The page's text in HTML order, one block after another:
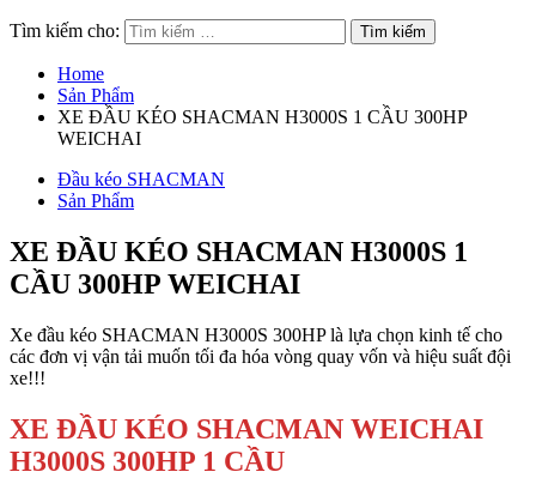
Tìm kiếm cho:
Home
Sản Phẩm
XE ĐẦU KÉO SHACMAN H3000S 1 CẦU 300HP
WEICHAI
Đầu kéo SHACMAN
Sản Phẩm
XE ĐẦU KÉO SHACMAN H3000S 1
CẦU 300HP WEICHAI
Xe đầu kéo SHACMAN H3000S 300HP là lựa chọn kinh tế cho
các đơn vị vận tải muốn tối đa hóa vòng quay vốn và hiệu suất đội
xe!!!
XE ĐẦU KÉO SHACMAN WEICHAI
H3000S 300HP 1 CẦU